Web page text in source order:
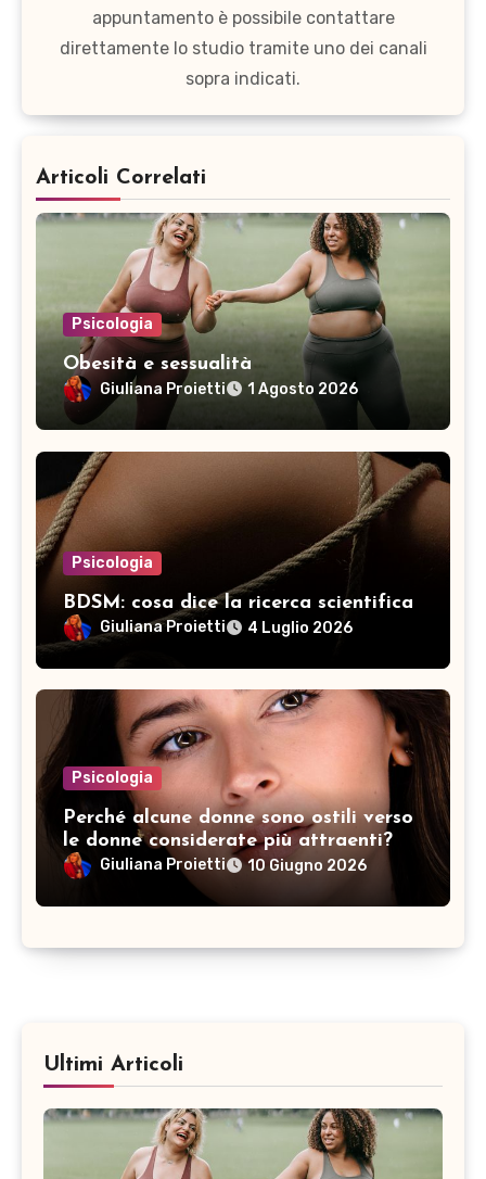
appuntamento è possibile contattare
direttamente lo studio tramite uno dei canali
sopra indicati.
Articoli Correlati
Psicologia
Obesità e sessualità
Giuliana Proietti 1 Agosto 2026
Psicologia
BDSM: cosa dice la ricerca scientifica
Giuliana Proietti 4 Luglio 2026
Psicologia
Perché alcune donne sono ostili verso
le donne considerate più attraenti?
Giuliana Proietti 10 Giugno 2026
Ultimi Articoli